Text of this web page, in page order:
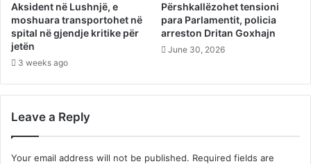
Aksident në Lushnjë, e
moshuara transportohet në
spital në gjendje kritike për
jetën
3 weeks ago
Përshkallëzohet tensioni
para Parlamentit, policia
arreston Dritan Goxhajn
June 30, 2026
Leave a Reply
Your email address will not be published. Required fields are